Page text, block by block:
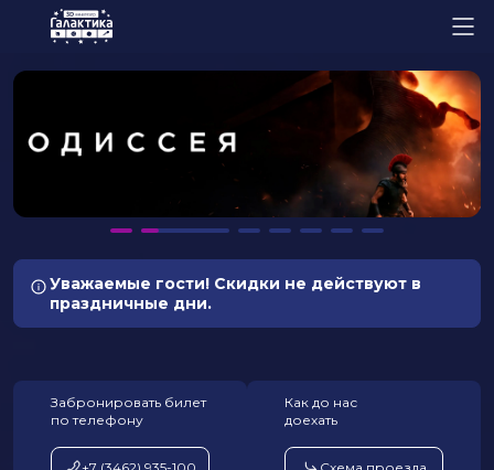
Уважаемые гости! Скидки не действуют в
праздничные дни.
Забронировать билет
по телефону
+7 (3462) 935-100
Как до нас
доехать
Схема проезда